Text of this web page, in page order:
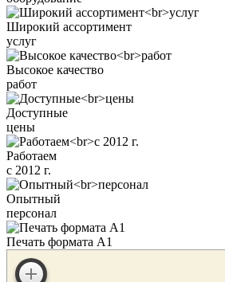
Широкий ассортимент
услуг
Высокое качество
работ
Доступные
цены
Работаем
с 2012 г.
Опытный
персонал
Печать формата А1